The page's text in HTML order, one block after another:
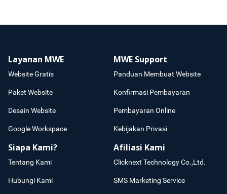
Layanan MWE
Website Gratis
Paket Website
Desain Website
Google Workspace
MWE Support
Panduan Membuat Website
Konfirmasi Pembayaran
Pembayaran Online
Kebijakan Privasi
Siapa Kami?
Tentang Kami
Hubungi Kami
Afiliasi Kami
Clicknext Technology Co.,Ltd.
SMS Marketing Service